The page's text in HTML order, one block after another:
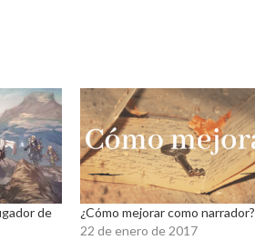
de
¿Cómo mejorar como narrador?
22 de enero de 2017